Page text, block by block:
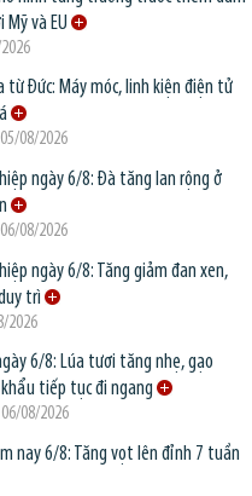
và EU
từ Đức: Máy móc, linh kiện điện tử
08/2026
ngày 6/8: Đà tăng lan rộng ở
08/2026
ngày 6/8: Tăng giảm đan xen,
trì
2026
6/8: Lúa tươi tăng nhẹ, gạo
tiếp tục đi ngang
08/2026
nay 6/8: Tăng vọt lên đỉnh 7 tuần